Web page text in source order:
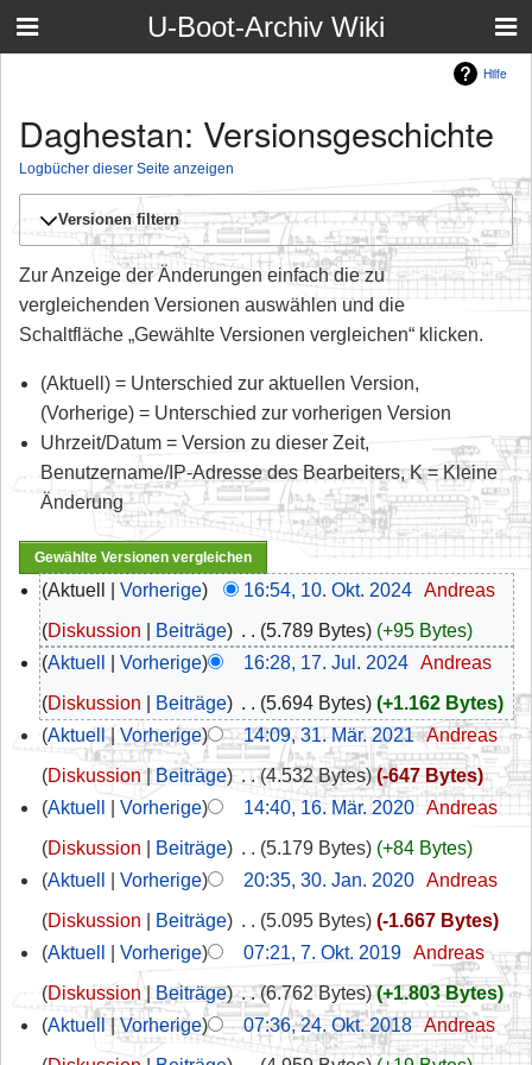
U-Boot-Archiv Wiki
Hilfe
Daghestan: Versionsgeschichte
Logbücher dieser Seite anzeigen
Versionen filtern
Zur Anzeige der Änderungen einfach die zu
vergleichenden Versionen auswählen und die
Schaltfläche „Gewählte Versionen vergleichen“ klicken.
(Aktuell) = Unterschied zur aktuellen Version,
(Vorherige) = Unterschied zur vorherigen Version
Uhrzeit/Datum = Version zu dieser Zeit,
Benutzername/IP-Adresse des Bearbeiters, K = Kleine
Änderung
Aktuell Vorherige 16:54, 10. Okt. 2024‎ Andreas
Diskussion
Beiträge 5.789 Bytes
+95 Bytes
Aktuell
Vorherige 16:28, 17. Jul. 2024‎ Andreas
Diskussion
Beiträge 5.694 Bytes
+1.162 Bytes
Aktuell
Vorherige 14:09, 31. Mär. 2021‎ Andreas
Diskussion
Beiträge ‎ 4.532 Bytes
-647 Bytes
Aktuell
Vorherige 14:40, 16. Mär. 2020‎ Andreas
Diskussion
Beiträge 5.179 Bytes
+84 Bytes
Aktuell
Vorherige 20:35, 30. Jan. 2020‎ Andreas
Diskussion
Beiträge 5.095 Bytes
-1.667 Bytes
Aktuell
Vorherige 07:21, 7. Okt. 2019‎ Andreas
Diskussion
Beiträge ‎ 6.762 Bytes
+1.803 Bytes
Aktuell
Vorherige 07:36, 24. Okt. 2018‎ Andreas